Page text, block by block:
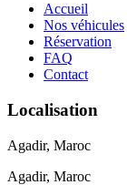
Accueil
Nos véhicules
Réservation
FAQ
Contact
Localisation
Agadir, Maroc
Agadir, Maroc